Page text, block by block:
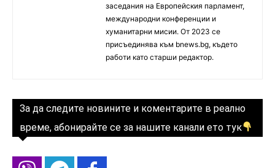
заседания на Европейския парламент,
международни конференции и
хуманитарни мисии. От 2023 се
присъединява към bnews.bg, където
работи като старши редактор.
За да следите новините и коментарите в реално
време, абонирайте се за нашите канали ето тук